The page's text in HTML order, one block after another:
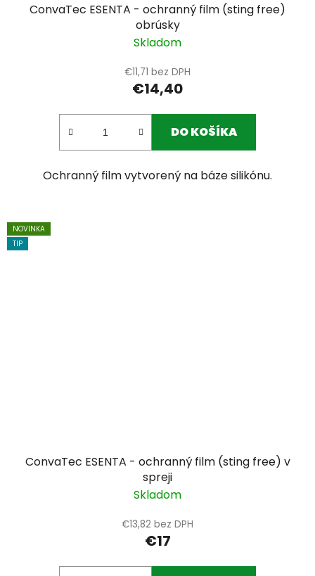
ConvaTec ESENTA - ochranný film (sting free)
obrúsky
Skladom
€11,71 bez DPH
€14,40
DO KOŠÍKA
Ochranný film vytvorený na báze silikónu.
NOVINKA
TIP
ConvaTec ESENTA - ochranný film (sting free) v
spreji
Skladom
€13,82 bez DPH
€17